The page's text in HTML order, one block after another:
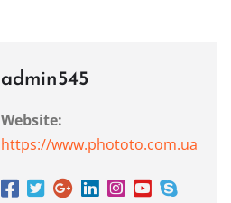
admin545
Website:
https://www.phototo.com.ua